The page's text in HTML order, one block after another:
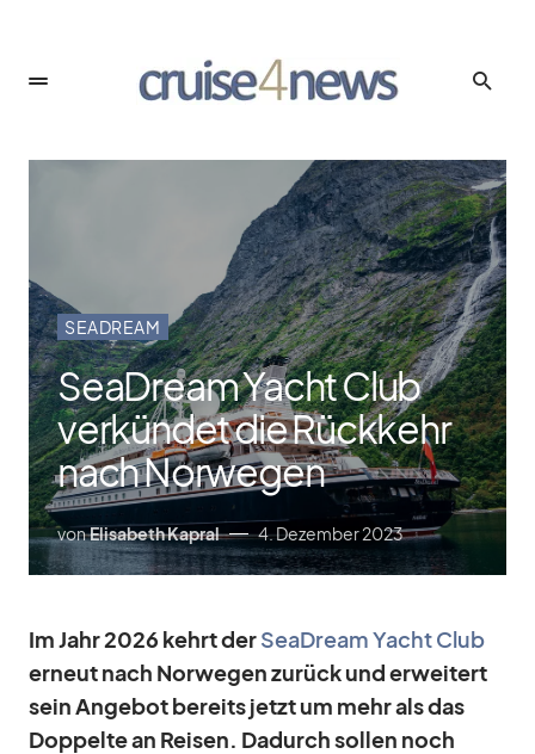
SEADREAM
SeaDream Yacht Club
verkündet die Rückkehr
nach Norwegen
vonElisabeth Kapral 4. Dezember 2023
Im Jahr 2026 kehrt derSeaD­ream Yacht Club
er­neut nach Nor­we­gen zu­rück und er­wei­tert
sein An­ge­bot be­reits jetzt um mehr als das
Dop­pelte an Rei­sen. Da­durch sol­len noch